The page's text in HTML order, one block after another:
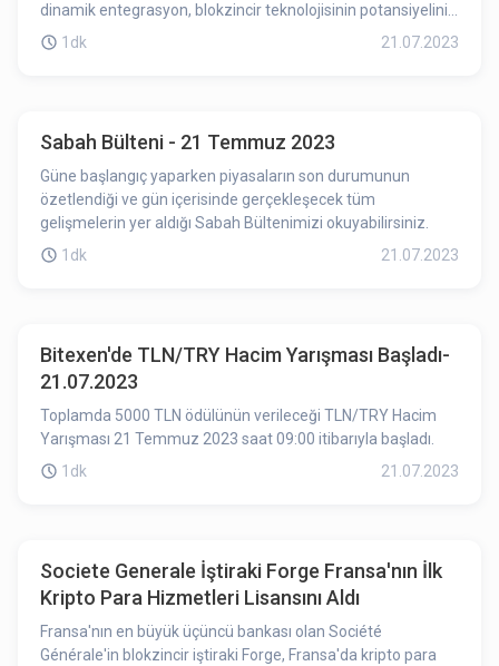
dinamik entegrasyon, blokzincir teknolojisinin potansiyelini
Band Protocol'ün güvenli, gerçek dünya verilerinin gücüyle
1dk 21.07.2023
Sabah Bülteni - 21 Temmuz 2023
Güne başlangıç yaparken piyasaların son durumunun
özetlendiği ve gün içerisinde gerçekleşecek tüm
gelişmelerin yer aldığı Sabah Bültenimizi okuyabilirsiniz.
1dk
21.07.2023
Bitexen'de TLN/TRY Hacim Yarışması Başladı-
21.07.2023
Toplamda 5000 TLN ödülünün verileceği TLN/TRY Hacim
Yarışması 21 Temmuz 2023 saat 09:00 itibarıyla başladı.
1dk
21.07.2023
Societe Generale İştiraki Forge Fransa'nın İlk
Kripto Para Hizmetleri Lisansını Aldı
Fransa'nın en büyük üçüncü bankası olan Société
Générale'in blokzincir iştiraki Forge, Fransa'da kripto para